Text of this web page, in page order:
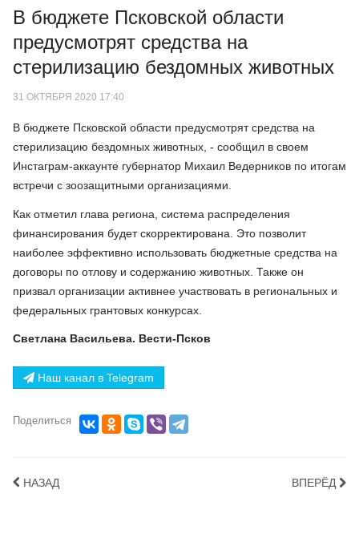
В бюджете Псковской области
предусмотрят средства на
стерилизацию бездомных животных
31 ОКТЯБРЯ 2020 17:40
В бюджете Псковской области предусмотрят средства на
стерилизацию бездомных животных, - сообщил в своем
Инстаграм-аккаунте губернатор Михаил Ведерников по итогам
встречи с зоозащитными организациями.
Как отметил глава региона, система распределения
финансирования будет скорректирована. Это позволит
наиболее эффективно использовать бюджетные средства на
договоры по отлову и содержанию животных. Также он
призвал организации активнее участвовать в региональных и
федеральных грантовых конкурсах.
Светлана Васильева. Вести-Псков
Наш канал в Telegram
Поделиться
НАЗАД ВПЕРЁД